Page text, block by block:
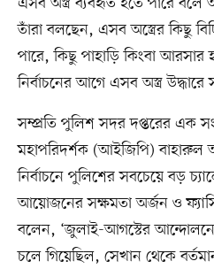
তাঁরা বলছেন, এসব অস্ত্রের কিছু
পারে, কিছু পাহাড়ি কিংবা আরসার
নির্বাচনের আগে এসব অস্ত্র উদ্ধারে
সম্প্রতি পুলিশ সদর দপ্তরের এক
মহাপরিদর্শক (আইজিপি)
নির্বাচনে পুলিশের সবচেয়ে বড়
আয়োজনের সক্ষমতা অর্জন ও
বলেন, ‘জুলাই-আগস্টের
চলে গিয়েছিল, সেখান থেকে